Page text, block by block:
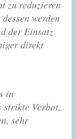
zu reduzieren
werden
der Einsatz
direkt
in
strikte Verbot,
sehr